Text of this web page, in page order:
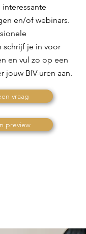
en/of webinars.
schrijf je in voor
en vul zo op een
jouw BIV-uren aan.
vraag
preview